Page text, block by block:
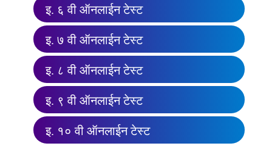
इ. ६ वी ऑनलाईन टेस्ट
इ. ७ वी ऑनलाईन टेस्ट
इ. ८ वी ऑनलाईन टेस्ट
इ. ९ वी ऑनलाईन टेस्ट
इ. १० वी ऑनलाईन टेस्ट